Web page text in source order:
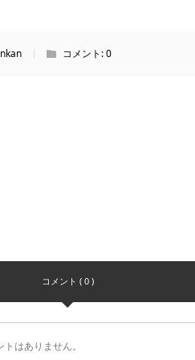
コメント:0
コメント ( 0 )
はありません。